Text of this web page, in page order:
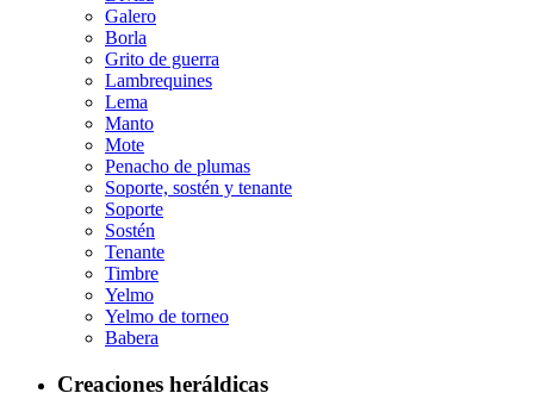
Galero
Borla
Grito de guerra
Lambrequines
Lema
Manto
Mote
Penacho de plumas
Soporte, sostén y tenante
Soporte
Sostén
Tenante
Timbre
Yelmo
Yelmo de torneo
Babera
Creaciones heráldicas